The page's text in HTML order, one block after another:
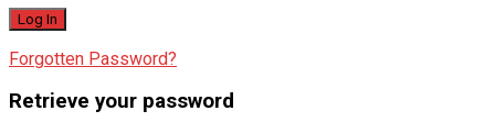
Forgotten Password?
Retrieve your password